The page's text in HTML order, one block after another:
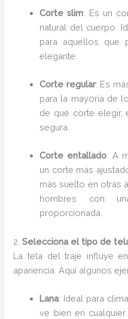
Corte slim: Es un
natural del cuerpo.
para aquellos que
elegante.
Corte regular: Es
para la mayoría de
de qué corte elegir,
segura.
Corte entallado: A
un corte más
más suelto en otras
hombres con
proporcionada.
2.Selecciona el tipo de
La tela del traje influye
apariencia. Aquí algunos
Lana: Ideal para
ve bien en